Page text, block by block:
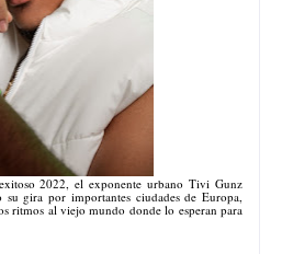
2022, el exponente urbano Tivi Gunz
gira por importantes ciudades de Europa,
ritmos al viejo mundo donde lo esperan para